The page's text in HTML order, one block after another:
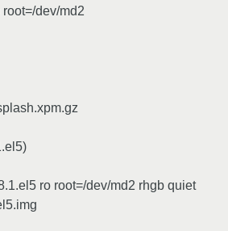
dev/md2
ro root=/dev/md2 rhgb quiet